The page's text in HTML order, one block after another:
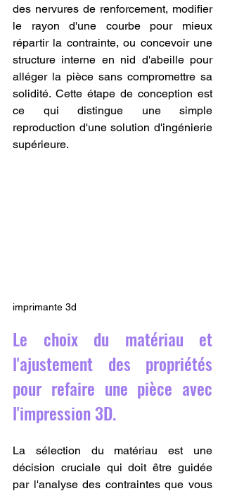
des nervures de renforcement, modifier
le rayon d'une courbe pour mieux
répartir la contrainte, ou concevoir une
structure interne en nid d'abeille pour
alléger la pièce sans compromettre sa
solidité. Cette étape de conception est
ce qui distingue une simple
reproduction d'une solution d'ingénierie
supérieure.
imprimante 3d
Le choix du matériau et
l'ajustement des propriétés
pour refaire une pièce avec
l'impression 3D.
La sélection du matériau est une
décision cruciale qui doit être guidée
par l'analyse des contraintes que vous